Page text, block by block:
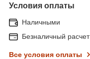
Условия оплаты
Наличными
Безналичный расчет
Все условия оплаты